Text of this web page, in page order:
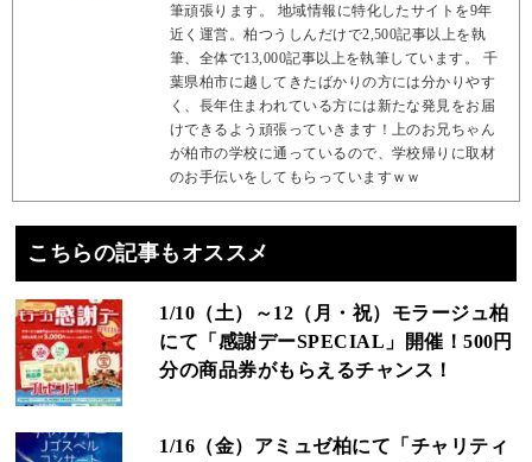
筆頑張ります。 地域情報に特化したサイトを9年
近く運営。柏つうしんだけで2,500記事以上を執
筆、全体で13,000記事以上を執筆しています。 千
葉県柏市に越してきたばかりの方には分かりやす
く、長年住まわれている方には新たな発見をお届
けできるよう頑張っていきます！上のお兄ちゃん
が柏市の学校に通っているので、学校帰りに取材
のお手伝いをしてもらっていますｗｗ
こちらの記事もオススメ
1/10（土）～12（月・祝）モラージュ柏
にて「感謝デーSPECIAL」開催！500円
分の商品券がもらえるチャンス！
1/16（金）アミュゼ柏にて「チャリティ